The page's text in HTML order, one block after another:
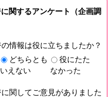
関するアンケート（企画調
情報は役に立ちましたか？
どちらとも
いえない
役にたた
なかった
関してご意見がありました